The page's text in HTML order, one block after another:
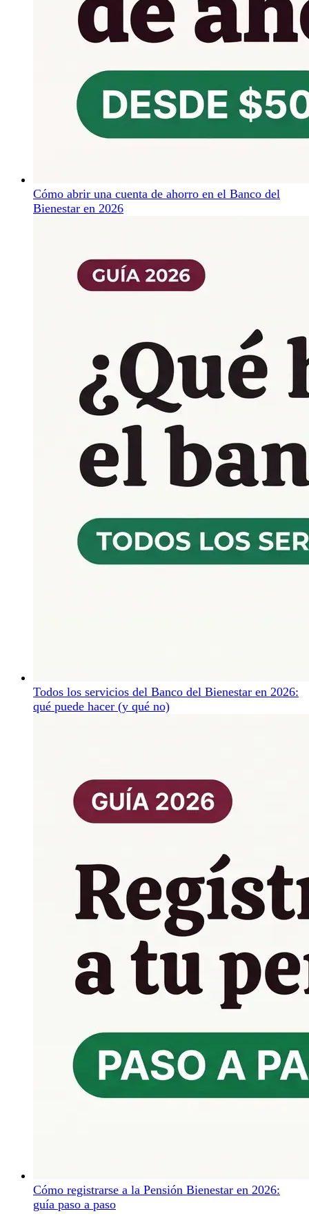
Cómo abrir una cuenta de ahorro en el Banco del
Bienestar en 2026
Todos los servicios del Banco del Bienestar en 2026:
qué puede hacer (y qué no)
Cómo registrarse a la Pensión Bienestar en 2026:
guía paso a paso